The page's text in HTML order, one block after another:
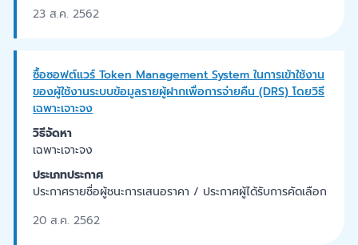
23 ส.ค. 2562
ซื้อซอฟต์แวร์ Token Management System ในการเข้าใช้งาน
ของผู้ใช้งานระบบข้อมูลรายผู้ฝากเพื่อการจ่ายคืน (DRS) โดยวิธี
เฉพาะเจาะจง
วิธีจัดหา
เฉพาะเจาะจง
ประเภทประกาศ
ประกาศรายชื่อผู้ชนะการเสนอราคา / ประกาศผู้ได้รับการคัดเลือก
20 ส.ค. 2562